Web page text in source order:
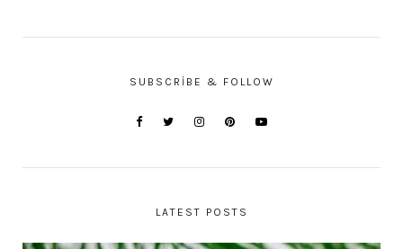
SUBSCRIBE & FOLLOW
LATEST POSTS